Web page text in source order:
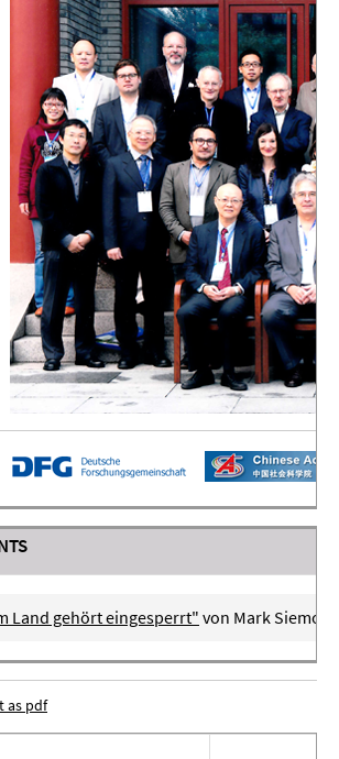
Land gehört eingesperrt" von Mark
as pdf